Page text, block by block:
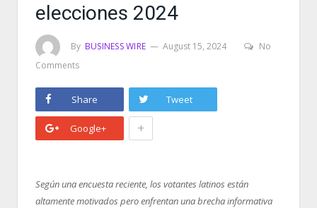
elecciones 2024
By BUSINESS WIRE August 15, 2024
No
Comments
Share Tweet
Google+ +
Según una encuesta reciente, los votantes latinos están
altamente motivados pero enfrentan una brecha informativa